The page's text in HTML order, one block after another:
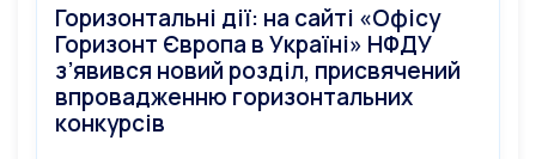
Горизонтальні дії: на сайті «Офісу
Горизонт Європа в Україні» НФДУ
з’явився новий розділ, присвячений
впровадженню горизонтальних
конкурсів